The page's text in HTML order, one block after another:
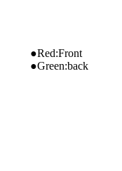
●Red:Front
●Green:back